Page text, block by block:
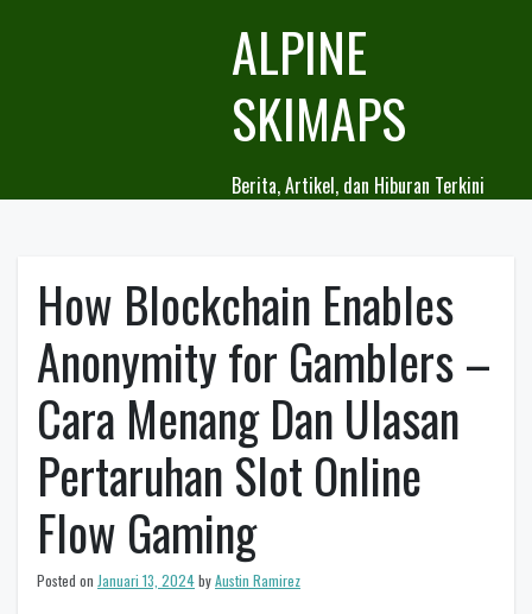
ALPINE
SKIMAPS
Berita, Artikel, dan Hiburan Terkini
How Blockchain Enables
Anonymity for Gamblers –
Cara Menang Dan Ulasan
Pertaruhan Slot Online
Flow Gaming
Posted on Januari 13, 2024byAustin Ramirez